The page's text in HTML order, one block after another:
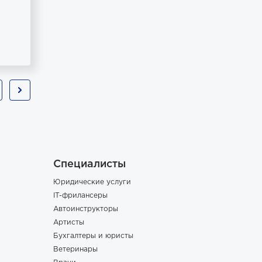
Специалисты
Юридические услуги
IT-фрилансеры
Автоинструкторы
Артисты
Бухгалтеры и юристы
Ветеринары